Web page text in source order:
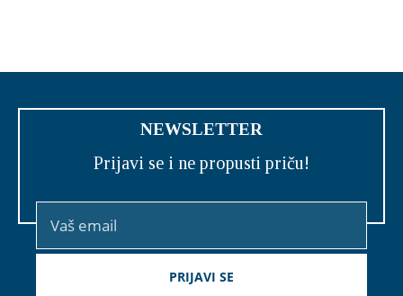
NEWSLETTER
Prijavi se i ne propusti priču!